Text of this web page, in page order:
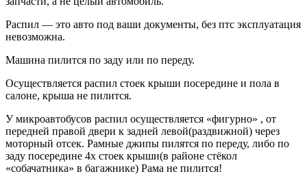
Распил — это авто под ваши документы, без птс эксплуатация
невозможна.
Машина пилится по заду или по переду.
Осуществляется распил стоек крыши посередине и пола в
салоне, крыша не пилится.
У микроавтобусов распил осуществляется «фигурно» , от
передней правой двери к задней левой(раздвижной) через
моторный отсек. Рамные джипы пилятся по переду, либо по
заду посередине 4х стоек крыши(в районе стёкол
«собачатника» в багажнике) Рама не пилится!